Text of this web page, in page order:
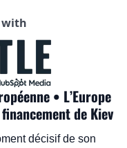
• L’Europe
de Kiev
décisif de son